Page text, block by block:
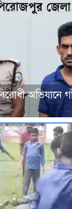
অভিযানে